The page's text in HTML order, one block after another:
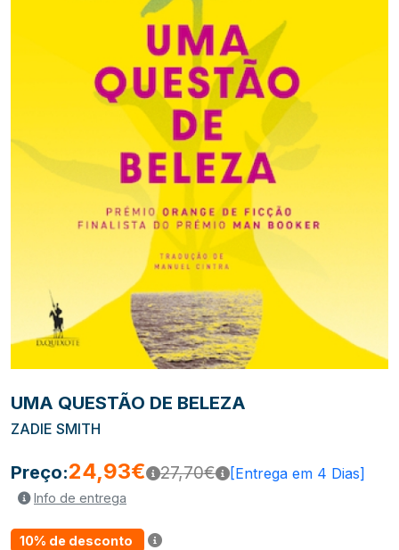
UMA QUESTÃO DE BELEZA
ZADIE SMITH
Preço:24,93€ 27,70€ [Entrega em 4 Dias]
Info de entrega
10% de desconto